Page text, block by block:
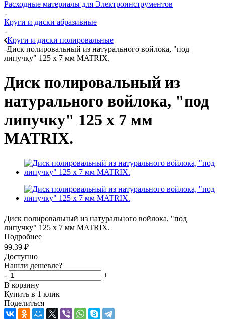
Расходные материалы для Электроинструментов
-
Круги и диски абразивные
-
Круги и диски полировальные
-Диск полировальный из натурального войлока, "под
липучку" 125 х 7 мм MATRIX.
Диск полировальный из
натурального войлока, "под
липучку" 125 х 7 мм
MATRIX.
Диск полировальный из натурального войлока, "под
липучку" 125 х 7 мм MATRIX.
Подробнее
99.39 ₽
Доступно
Нашли дешевле?
-
+
В корзину
Купить в 1 клик
Поделиться